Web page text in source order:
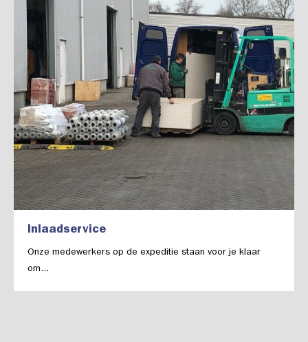
Inlaadservice
Onze medewerkers op de expeditie staan voor je klaar
om...